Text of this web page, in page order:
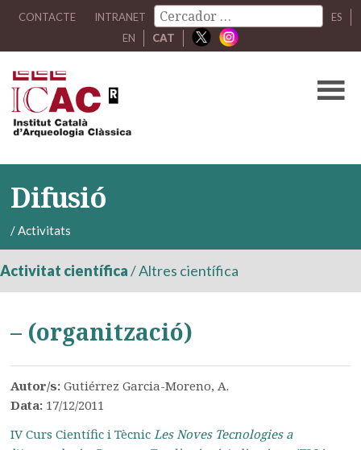
CONTACTE INTRANET
ES
EN
CAT
Difusió
/Activitats
Activitat científica/Altres científica
– (organització)
Autor/s:Gutiérrez Garcia-Moreno, A.
Data: 17/12/2011
IV Curs Científic i TècnicLes Noves Tecnologies a